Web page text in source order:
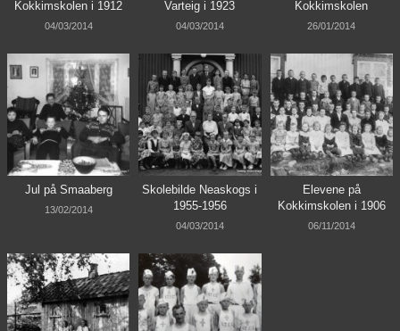
Kokkimskolen i 1912
04/03/2014
Varteig i 1923
04/03/2014
Kokkimskolen
26/01/2014
Jul på Smaaberg
13/02/2014
Skolebilde Neaskogs i
1955-1956
04/03/2014
Elevene på
Kokkimskolen i 1906
06/11/2014